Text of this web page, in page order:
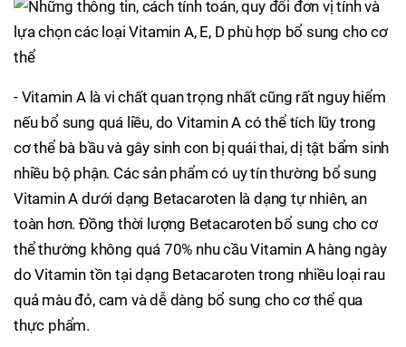
- Vitamin A là vi chất quan trọng nhất cũng rất nguy hiểm
nếu bổ sung quá liều, do Vitamin A có thể tích lũy trong
cơ thể bà bầu và gây sinh con bị quái thai, dị tật bẩm sinh
nhiều bộ phận. Các sản phẩm có uy tín thường bổ sung
Vitamin A dưới dạng Betacaroten là dạng tự nhiên, an
toàn hơn. Đồng thời lượng Betacaroten bổ sung cho cơ
thể thường không quá 70% nhu cầu Vitamin A hàng ngày
do Vitamin tồn tại dạng Betacaroten trong nhiều loại rau
quả màu đỏ, cam và dễ dàng bổ sung cho cơ thể qua
thực phẩm.